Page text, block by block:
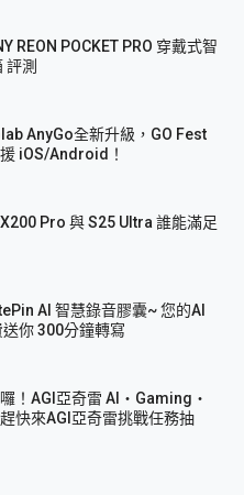
REON POCKET PRO 穿戴式智
評測
AnyGo全新升級，GO Fest
iOS/Android！
Pro 與 S25 Ultra 誰能滿足
AI 智慧錄音膠囊~ 您的AI
你 300分鐘轉寫
！AGI亞奇雷 AI・Gaming・
快來AGI亞奇雷挑戰任務抽